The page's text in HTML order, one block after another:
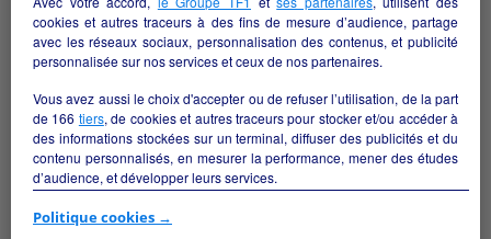
Boutique de prêt-à-porter rentable à
Landivisiau
Landivisiau - 29400
Textile/prêt à porter
cookies et autres traceurs à des fins de mesure d’audience, partage
avec les réseaux sociaux, personnalisation des contenus, et publicité
personnalisée sur nos services et ceux de nos partenaires.
Vous avez aussi le choix d'accepter ou de refuser l’utilisation, de la part
de 166 tiers, de cookies et autres traceurs pour stocker et/ou accéder à
des informations stockées sur un terminal, diffuser des publicités et du
contenu personnalisés, en mesurer la performance, mener des études
d’audience, et développer leurs services.
Si vous continuez sans accepter, les fonctionnalités liées à la
Politique cookies →